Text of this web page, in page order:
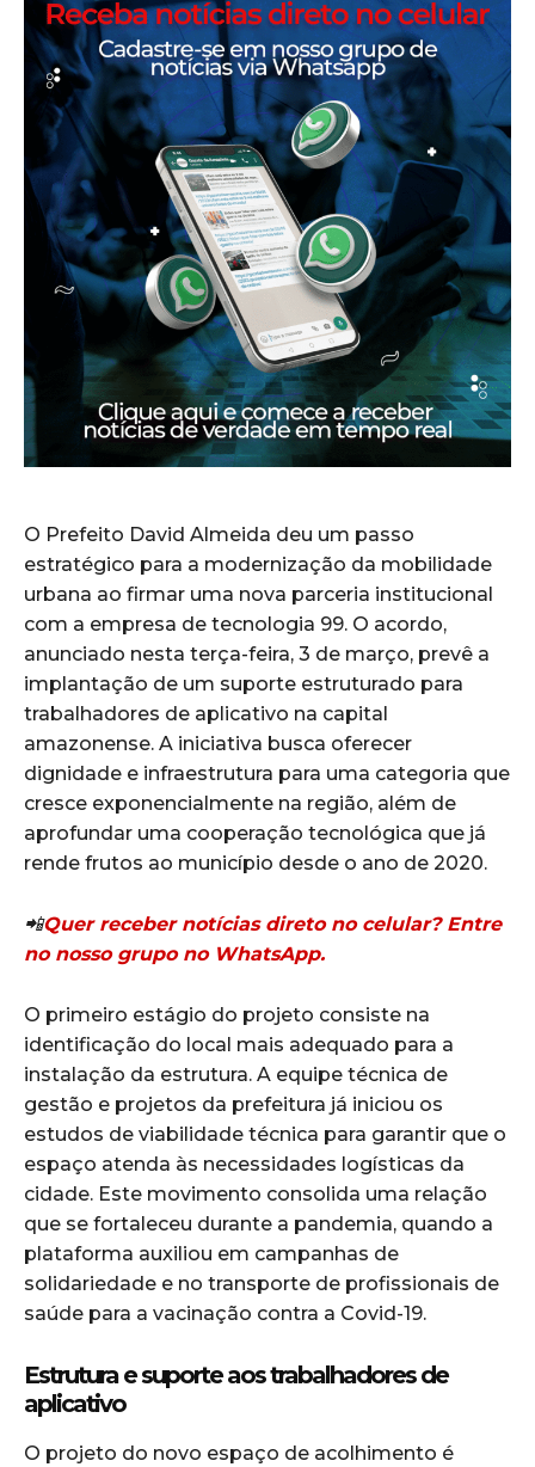
O Prefeito David Almeida deu um passo
estratégico para a modernização da mobilidade
urbana ao firmar uma nova parceria institucional
com a empresa de tecnologia 99. O acordo,
anunciado nesta terça-feira, 3 de março, prevê a
implantação de um suporte estruturado para
trabalhadores de aplicativo na capital
amazonense. A iniciativa busca oferecer
dignidade e infraestrutura para uma categoria que
cresce exponencialmente na região, além de
aprofundar uma cooperação tecnológica que já
rende frutos ao município desde o ano de 2020.
📲Quer receber notícias direto no celular? Entre
no nosso grupo no WhatsApp.
O primeiro estágio do projeto consiste na
identificação do local mais adequado para a
instalação da estrutura. A equipe técnica de
gestão e projetos da prefeitura já iniciou os
estudos de viabilidade técnica para garantir que o
espaço atenda às necessidades logísticas da
cidade. Este movimento consolida uma relação
que se fortaleceu durante a pandemia, quando a
plataforma auxiliou em campanhas de
solidariedade e no transporte de profissionais de
saúde para a vacinação contra a Covid-19.
Estrutura e suporte aos trabalhadores de
aplicativo
O projeto do novo espaço de acolhimento é